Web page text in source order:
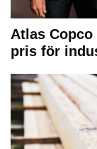
Atlas
pris för